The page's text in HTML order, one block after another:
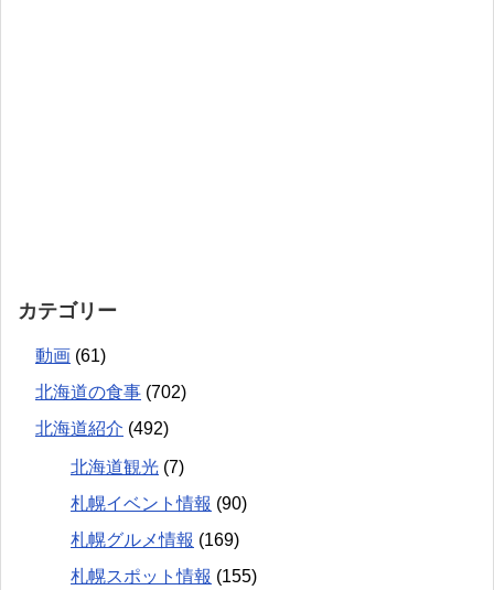
カテゴリー
動画 (61)
北海道の食事 (702)
北海道紹介 (492)
北海道観光 (7)
札幌イベント情報 (90)
札幌グルメ情報 (169)
札幌スポット情報 (155)